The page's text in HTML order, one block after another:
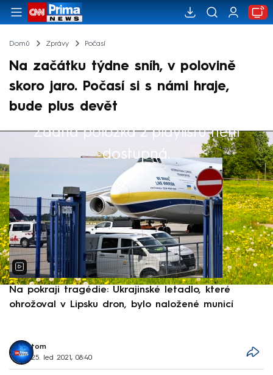
Domů Zprávy Počasí
Na začátku týdne sníh, v polovině
skoro jaro. Počasí si s námi hraje,
bude plus devět
Žádná položka z playlistu není
dostupná.
Výběr redakce
Na pokraji tragédie: Ukrajinské letadlo, které
ohrožoval v Lipsku dron, bylo naložené municí
tom
25. led 2021, 08:40